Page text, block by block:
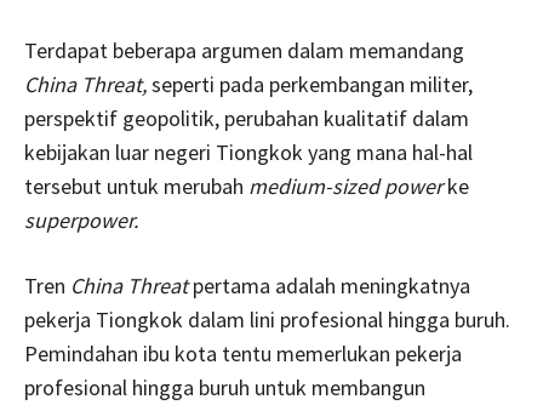
Terdapat beberapa argumen dalam memandang
China Threat,seperti pada perkembangan militer,
perspektif geopolitik, perubahan kualitatif dalam
kebijakan luar negeri Tiongkok yang mana hal-hal
tersebut untuk merubah medium-sized powerke
superpower.
Tren China Threatpertama adalah meningkatnya
pekerja Tiongkok dalam lini profesional hingga buruh.
Pemindahan ibu kota tentu memerlukan pekerja
profesional hingga buruh untuk membangun